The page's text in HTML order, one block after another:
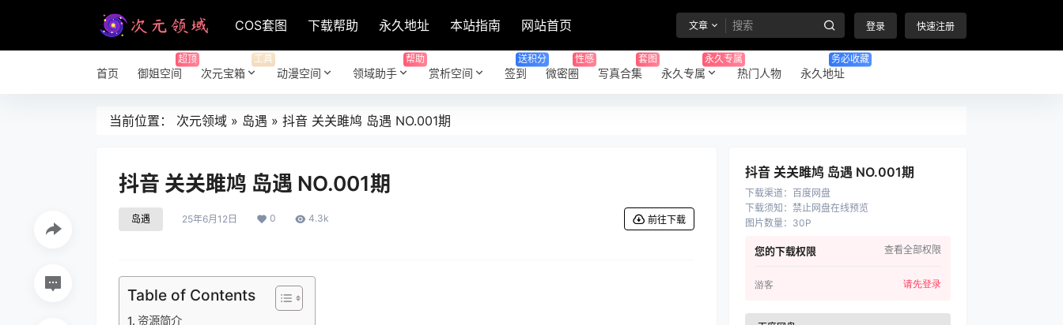
COS套图 下载帮助 永久地址 本站指南 网站首页 文章 登录 快速注册
首页 御姐空间
超顶
次元宝箱
工具
动漫空间 领域助手
帮助
赏析空间 签到
送积分
微密圈
性感
写真合集
套图
永久专属
永久专属
热门人物 永久地址
务必收藏
当前位置： 次元领域 » 岛遇 » 抖音 关关雎鸠 岛遇 NO.001期
抖音 关关雎鸠 岛遇 NO.001期
岛遇 25年6月12日 0 4.3k 前往下载
Table of Contents
资源简介
抖音 关关雎鸠 岛遇 NO.001期
下载渠道： 百度网盘
下载须知 ： 禁止网盘在线预览
图片数量： 30P
您的下载权限 查看全部权限
游客 请先登录